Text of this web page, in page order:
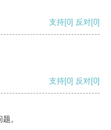
支持[0] 反对[0]
支持[0] 反对[0]
。